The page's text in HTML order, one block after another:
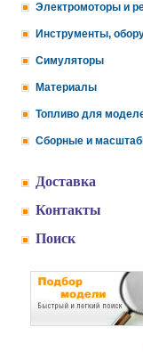
Электромоторы и
Инструменты,
Симуляторы
Материалы
Топливо для
Сборные и
Доставка
Контакты
Поиск